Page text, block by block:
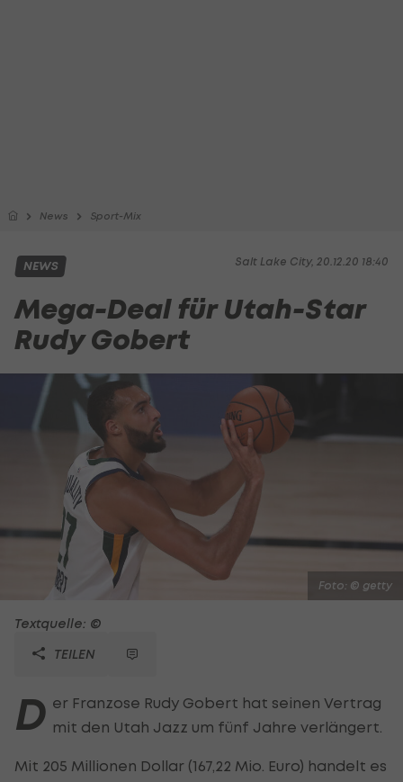
News Sport-Mix
Salt Lake City, 20.12.20 18:40
NEWS
Mega-Deal für Utah-Star
Rudy Gobert
Foto: © getty
Textquelle: ©
TEILEN
D er Franzose Rudy Gobert hat seinen Vertrag
mit den Utah Jazz um fünf Jahre verlängert.
Mit 205 Millionen Dollar (167,22 Mio. Euro) handelt es